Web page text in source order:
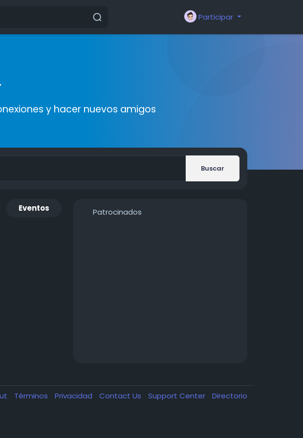
Participar
y hacer nuevos amigos
Buscar
Eventos Patrocinados
Términos Privacidad Contact Us Support Center Directorio